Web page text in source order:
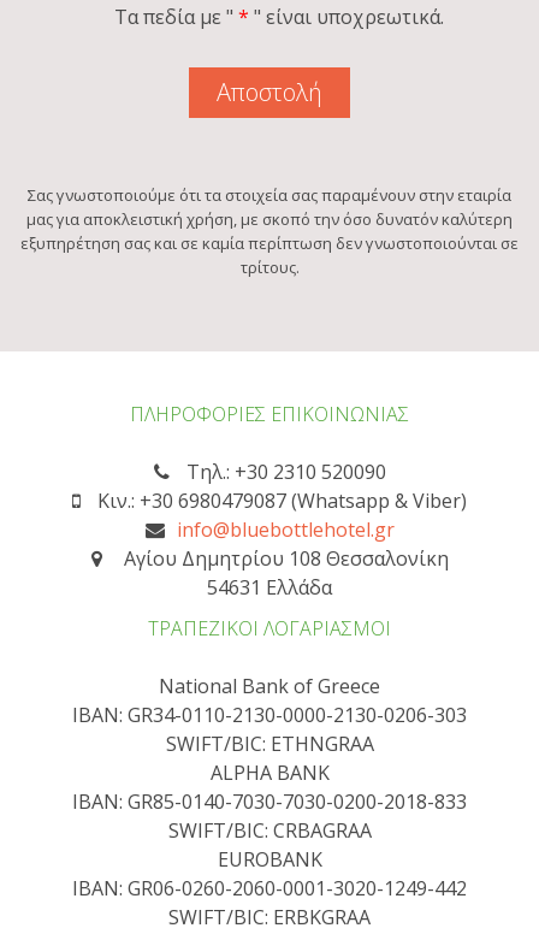
Τα πεδία με " * " είναι υποχρεωτικά.
Σας γνωστοποιούμε ότι τα στοιχεία σας παραμένουν στην εταιρία
μας για αποκλειστική χρήση, με σκοπό την όσο δυνατόν καλύτερη
εξυπηρέτηση σας και σε καμία περίπτωση δεν γνωστοποιούνται σε
τρίτους.
ΠΛΗΡΟΦΟΡΙΕΣ ΕΠΙΚΟΙΝΩΝΙΑΣ
Τηλ.: +30 2310 520090
Κιν.: +30 6980479087 (Whatsapp & Viber)
info@bluebottlehotel.gr
Αγίου Δημητρίου 108 Θεσσαλονίκη
54631 Ελλάδα
ΤΡΑΠΕΖΙΚΟΙ ΛΟΓΑΡΙΑΣΜΟΙ
National Bank of Greece
IBAN: GR34-0110-2130-0000-2130-0206-303
SWIFT/BIC: ETHNGRAA
ALPHA BANK
IBAN: GR85-0140-7030-7030-0200-2018-833
SWIFT/BIC: CRBAGRAA
EUROBANK
IBAN: GR06-0260-2060-0001-3020-1249-442
SWIFT/BIC: ERBKGRAA